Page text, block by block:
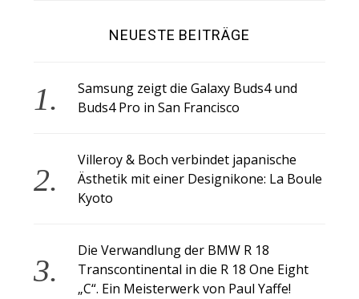
NEUESTE BEITRÄGE
Samsung zeigt die Galaxy Buds4 und
Buds4 Pro in San Francisco
Villeroy & Boch verbindet japanische
Ästhetik mit einer Designikone: La Boule
Kyoto
Die Verwandlung der BMW R 18
Transcontinental in die R 18 One Eight
„C“. Ein Meisterwerk von Paul Yaffe!